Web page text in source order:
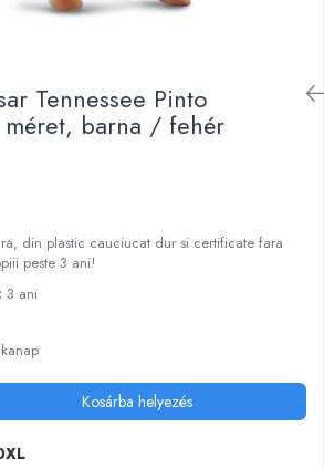
Tennessee Pinto
méret, barna / fehér
din plastic cauciucat dur si certificate fara
peste 3 ani!
3 ani
Kosárba helyezés